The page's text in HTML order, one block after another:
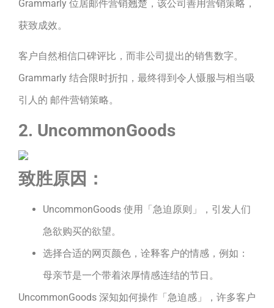
Grammarly 位居邮件营销翘楚，该公司善用营销策略，
获致成效。
客户自然相信口碑评比，而非公司提出的销售数字。
Grammarly 结合限时折扣，最终得到令人慑服与相当吸
引人的 邮件营销策略。
2. UncommonGoods
致胜原因：
UncommonGoods 使用「急迫原则」，引发人们
急欲购买的欲望。
选择合适的网页颜色，诠释客户的情感，例如：
母亲节是一个带着浓厚情感连结的节日。
UncommonGoods 深知如何操作「急迫感」，许多客户